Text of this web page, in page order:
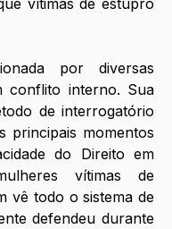
por diversas
conflito interno. Sua
de interrogatório
principais momentos
do Direito em
vítimas de
vê todo o sistema de
defendeu durante